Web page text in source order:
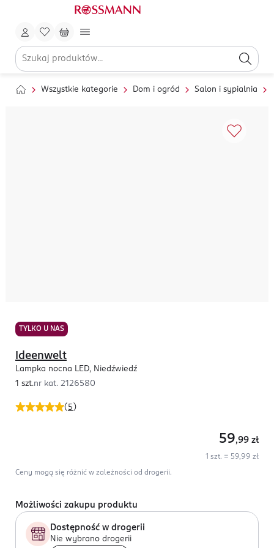
Wszystkie kategorie Dom i ogród Salon i sypialnia
TYLKO U NAS
( 5 )
Ideenwelt
Lampka nocna LED, Niedźwiedź
1 szt.nr kat. 2126580
59,99 zł
1 szt. = 59,99 zł
Ceny mogą się różnić w zależności od drogerii.
Możliwości zakupu produktu
Dostępność w drogerii
Nie wybrano drogerii